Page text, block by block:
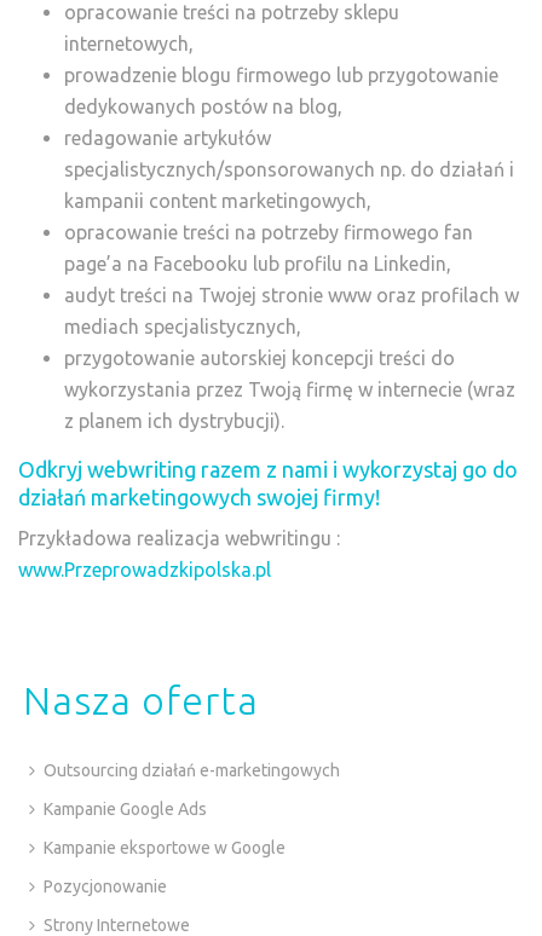
opracowanie treści na potrzeby sklepu
internetowych,
prowadzenie blogu firmowego lub przygotowanie
dedykowanych postów na blog,
redagowanie artykułów
specjalistycznych/sponsorowanych np. do działań i
kampanii content marketingowych,
opracowanie treści na potrzeby firmowego fan
page’a na Facebooku lub profilu na Linkedin,
audyt treści na Twojej stronie www oraz profilach w
mediach specjalistycznych,
przygotowanie autorskiej koncepcji treści do
wykorzystania przez Twoją firmę w internecie (wraz
z planem ich dystrybucji).
Odkryj webwriting razem z nami i wykorzystaj go do
działań marketingowych swojej firmy!
Przykładowa realizacja webwritingu :
www.Przeprowadzkipolska.pl
Nasza oferta
Outsourcing działań e-marketingowych
Kampanie Google Ads
Kampanie eksportowe w Google
Pozycjonowanie
Strony Internetowe